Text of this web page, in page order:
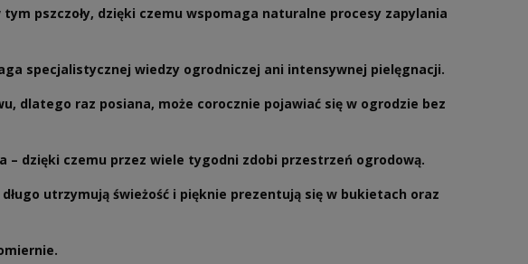
pszczoły, dzięki czemu wspomaga naturalne procesy zapylania
specjalistycznej wiedzy ogrodniczej ani intensywnej pielęgnacji.
dlatego raz posiana, może corocznie pojawiać się w ogrodzie bez
– dzięki czemu przez wiele tygodni zdobi przestrzeń ogrodową.
utrzymują świeżość i pięknie prezentują się w bukietach oraz